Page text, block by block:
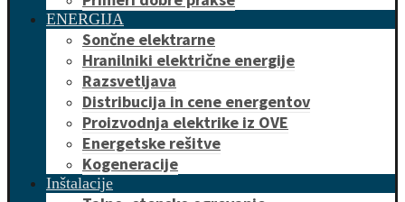
ENERGIJA
Sončne elektrarne
Hranilniki električne energije
Razsvetljava
Distribucija in cene energentov
Proizvodnja elektrike iz OVE
Energetske rešitve
Kogeneracije
Inštalacije